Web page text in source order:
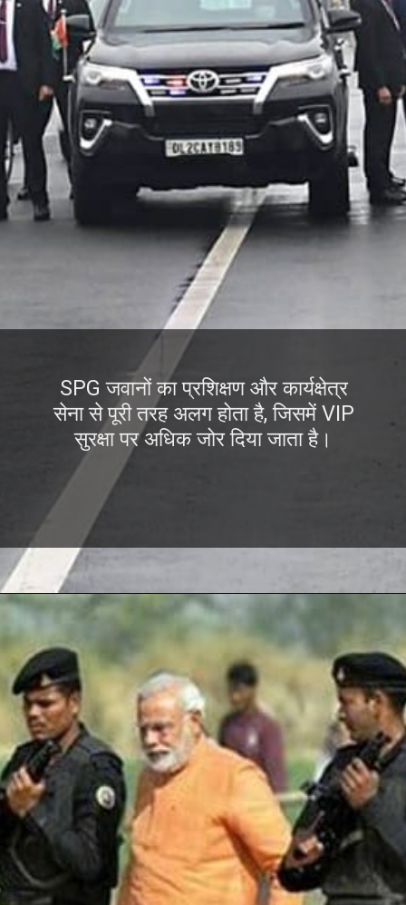
SPG जवानों का प्रशिक्षण और कार्यक्षेत्र
सेना से पूरी तरह अलग होता है, जिसमें VIP
सुरक्षा पर अधिक जोर दिया जाता है।